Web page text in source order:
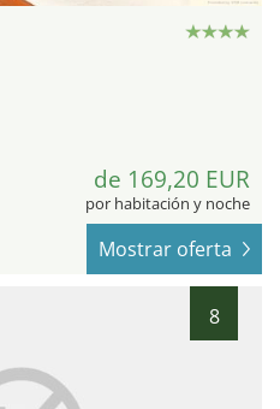
de 169,20 EUR
por habitación y noche
Mostrar oferta
8